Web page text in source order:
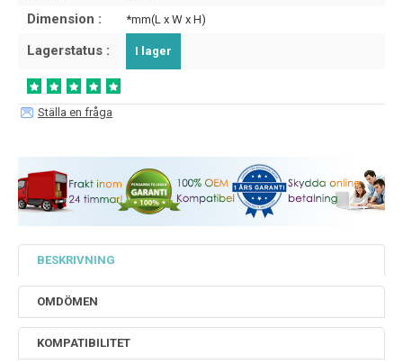
Dimension : *mm(L x W x H)
Lagerstatus : I lager
Ställa en fråga
BESKRIVNING
OMDÖMEN
KOMPATIBILITET